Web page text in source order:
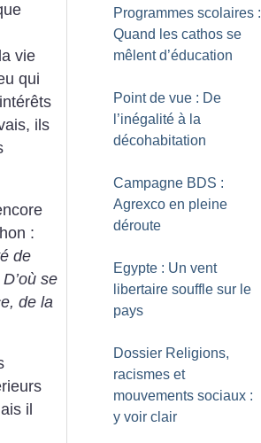
vie
qui
ils
:
de
se
de la
il
Programmes scolaires :
Quand les cathos se
mêlent d’éducation
Point de vue : De
l’inégalité à la
décohabitation
Campagne BDS :
Agrexco en pleine
déroute
Egypte : Un vent
libertaire souffle sur le
pays
Dossier Religions,
racismes et
mouvements sociaux :
y voir clair